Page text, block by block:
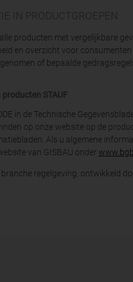
IN PRODUCTGROEPEN
alle producten met vergelijkbare
en overzicht voor
of bepaalde
STAUF
in de Technische
op onze website op de
Als u algemene
van GISBAU onder
regelgeving, ontwikkeld